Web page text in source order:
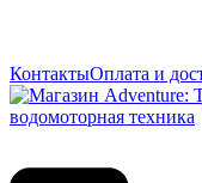
КонтактыОплата и